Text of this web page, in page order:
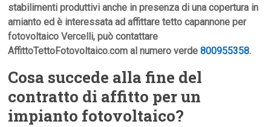
stabilimenti produttivi anche in presenza di una copertura in
amianto ed è interessata ad affittare tetto capannone per
fotovoltaico Vercelli, può contattare
AffittoTettoFotovoltaico.com al numero verde800955358.
Cosa succede alla fine del
contratto di affitto per un
impianto fotovoltaico?